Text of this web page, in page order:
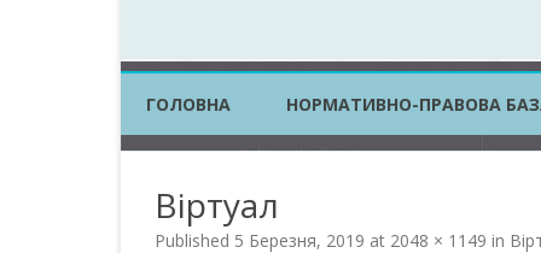
ГОЛОВНА НОРМАТИВНО-ПРАВОВА
Віртуал
Published 5 Березня, 2019 at 2048 × 1149 in